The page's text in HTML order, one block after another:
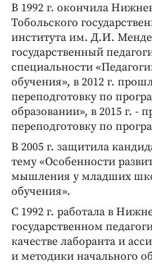
В 1992 г. окончила
Тобольского
института им. Д.И.
государственный
специальности
обучения», в 2012 г.
переподготовку по
образовании», в 2015 г. -
переподготовку по
В 2005 г. защитила
тему «Особенности
мышления у младших
обучения».
С 1992 г. работала в
государственном
качестве лаборанта и
и методики начального